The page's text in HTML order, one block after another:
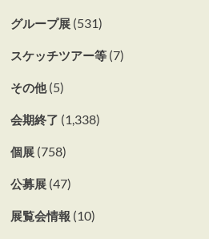
グループ展(531)
スケッチツアー等(7)
その他(5)
会期終了 (1,338)
個展(758)
公募展(47)
展覧会情報 (10)